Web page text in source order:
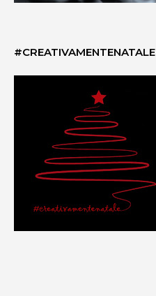
#CREATIVAMENTENATALE